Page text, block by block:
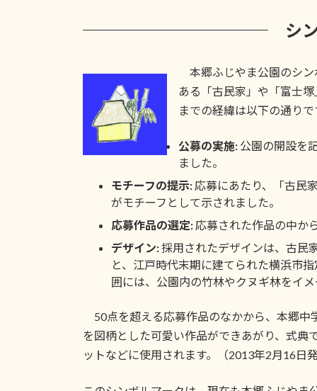
シ
本郷ふじやま公園のシン
ある「古民家」や「富士
までの経緯は以下の通り
公募の実施: 公園の開設を
ました。
モチーフの提示: 応募にあたり、「古民
がモチーフとして示されました。
応募作品の選定: 応募された作品の中か
デザイン:採用されたデザインは、古民
と、江戸時代末期に建てられた横浜市
囲には、公園内の竹林やクヌギ林をイ
50点を超える応募作品のなかから、本郷中
を図柄とした可愛い作品ができあがり、式典
ットなどに使用されます。（2013年2月16日